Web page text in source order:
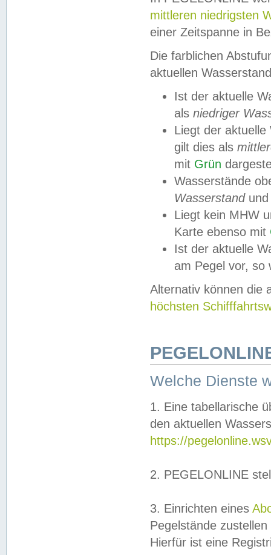
mittleren niedrigsten
einer Zeitspanne in
Die farblichen
aktuellen
Ist der aktuelle
als niedriger
Liegt der
gilt dies als
mit Grün
Wasserstände
Wasserstandund
Liegt kein MHW
Karte ebenso mit
Ist der aktuelle
am Pegel vor,
Alternativ können die
höchsten
Welche Dienste
1. Eine tabellarische
den aktuellen
https://
2. PEGELONLINE
3. Einrichten eines
Pegelstände
Hierfür ist eine